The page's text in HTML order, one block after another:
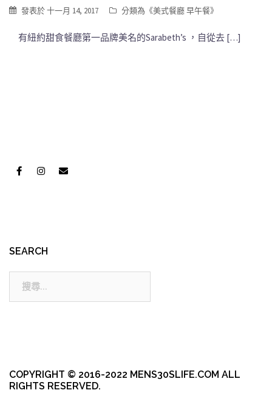
發表於十一月 14, 2017 分類為《美式餐廳 早午餐》
有紐約甜食餐廳第一品牌美名的Sarabeth’s ，自從去 […]
SEARCH
COPYRIGHT © 2016-2022 MENS30SLIFE.COM ALL
RIGHTS RESERVED.